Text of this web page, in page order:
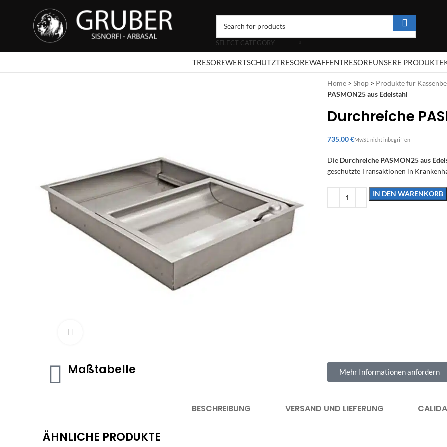
SELECT CATEGORY
TRESOREWERTSCHUTZTRESOREWAFFENTRESOREUNSERE PRODUKTE
Home > Shop > Produkte für
PASMON25 aus Edelstahl
Durchreiche
€
Die Durchreiche PASMON25 aus
geschützte Transaktionen in
IN DEN WARENKORB
Maßtabelle Mehr Informationen anfordern
BESCHREIBUNG VERSAND UND LIEFERUNG
ÄHNLICHE PRODUKTE